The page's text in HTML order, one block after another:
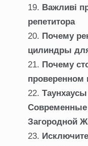
Важливі
репетитора
Почему
цилиндры
Почему
проверенном
Современные
Загородной